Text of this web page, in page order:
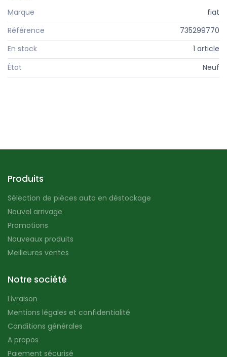
Marque
fiat
Référence
735299770
En stock
1 article
État
Neuf
Produits
Sélection de pièces auto en déstockage
Nouvel arrivage
Promotions
Nouveaux produits
Meilleures ventes
Notre société
Livraison
Mentions légales et confidentialité
Conditions générales
A propos
Paiement sécurisé